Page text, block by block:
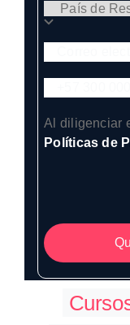
Al diligenciar
Políticas de